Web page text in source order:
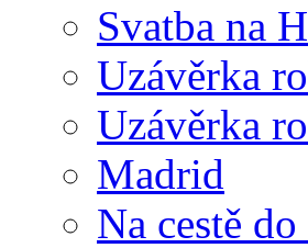
Svatba na
Uzávěrka
Uzávěrka
Madrid
Na cestě